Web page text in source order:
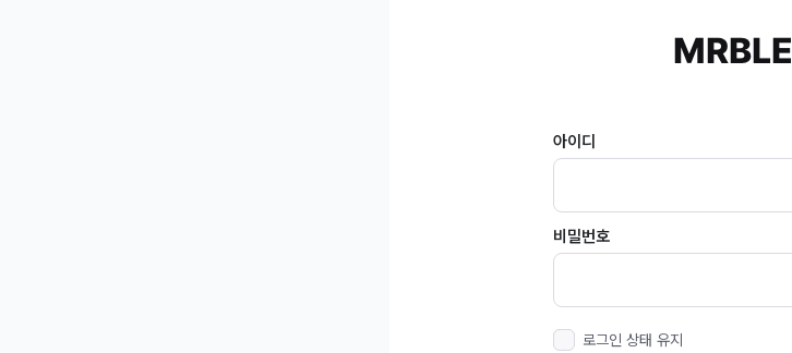
MRBLE
아이디
비밀번호
로그인 상태 유지